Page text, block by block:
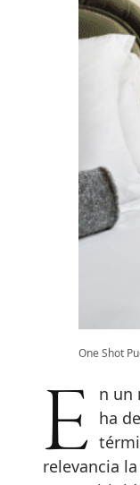
One Shot
En un momento en el que el lujo ha
relevancia